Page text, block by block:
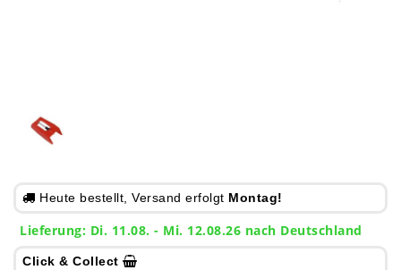
Heute bestellt, Versand erfolgt Montag!
Lieferung: Di. 11.08. - Mi. 12.08.26 nach Deutschland
Click & Collect